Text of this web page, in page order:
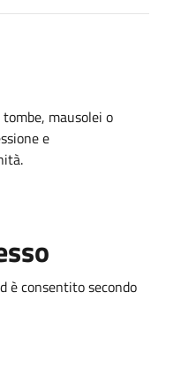
mausolei o
e
è consentito secondo